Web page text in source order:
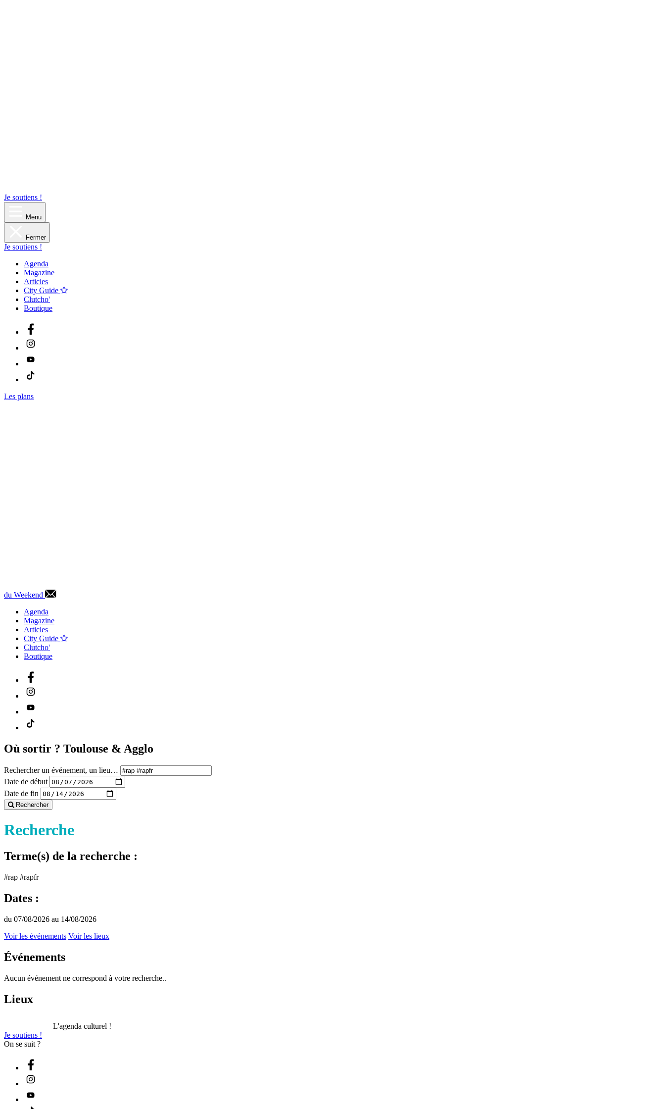
Je soutiens !
Menu
Fermer
Je soutiens !
Agenda
Magazine
Articles
City Guide
Clutcho'
Boutique
Les plans
du Weekend
Agenda
Magazine
Articles
City Guide
Clutcho'
Boutique
Où sortir ? Toulouse & Agglo
Rechercher un événement, un lieu…
Date de début
Date de fin
Rechercher
Recherche
Terme(s) de la recherche :
#rap #rapfr
Dates :
du 07/08/2026 au 14/08/2026
Voir les événements Voir les lieux
Événements
Aucun événement ne correspond à votre recherche..
Lieux
L'agenda culturel !
Je soutiens !
On se suit ?